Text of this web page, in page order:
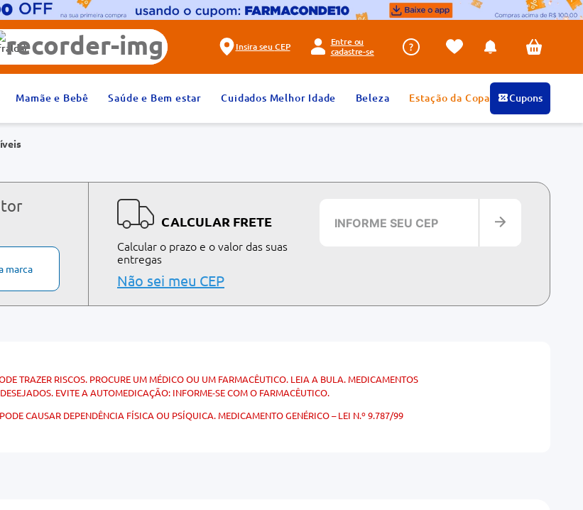
Insira seu CEP
Entre ou
cadastre-se
Mamãe e Bebê Saúde e Bem estar Cuidados Melhor Idade Beleza Estação da Copa Cupons
marca
CALCULAR FRETE
Calcular o prazo e o valor das suas
entregas
Não sei meu CEP
TRAZER RISCOS. PROCURE UM MÉDICO OU UM FARMACÊUTICO. LEIA A BULA. MEDICAMENTOS
EVITE A AUTOMEDICAÇÃO: INFORME-SE COM O FARMACÊUTICO.
CAUSAR DEPENDÊNCIA FÍSICA OU PSÍQUICA. MEDICAMENTO GENÉRICO – LEI N.º 9.787/99